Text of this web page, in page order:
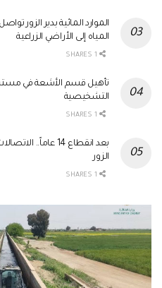
الموارد المائية بدير الزور
المياه إلى الأراضي الزراعية
تأهيل قسم الأشعة في
التشخيصية
بعد انقطاع 14
الزور